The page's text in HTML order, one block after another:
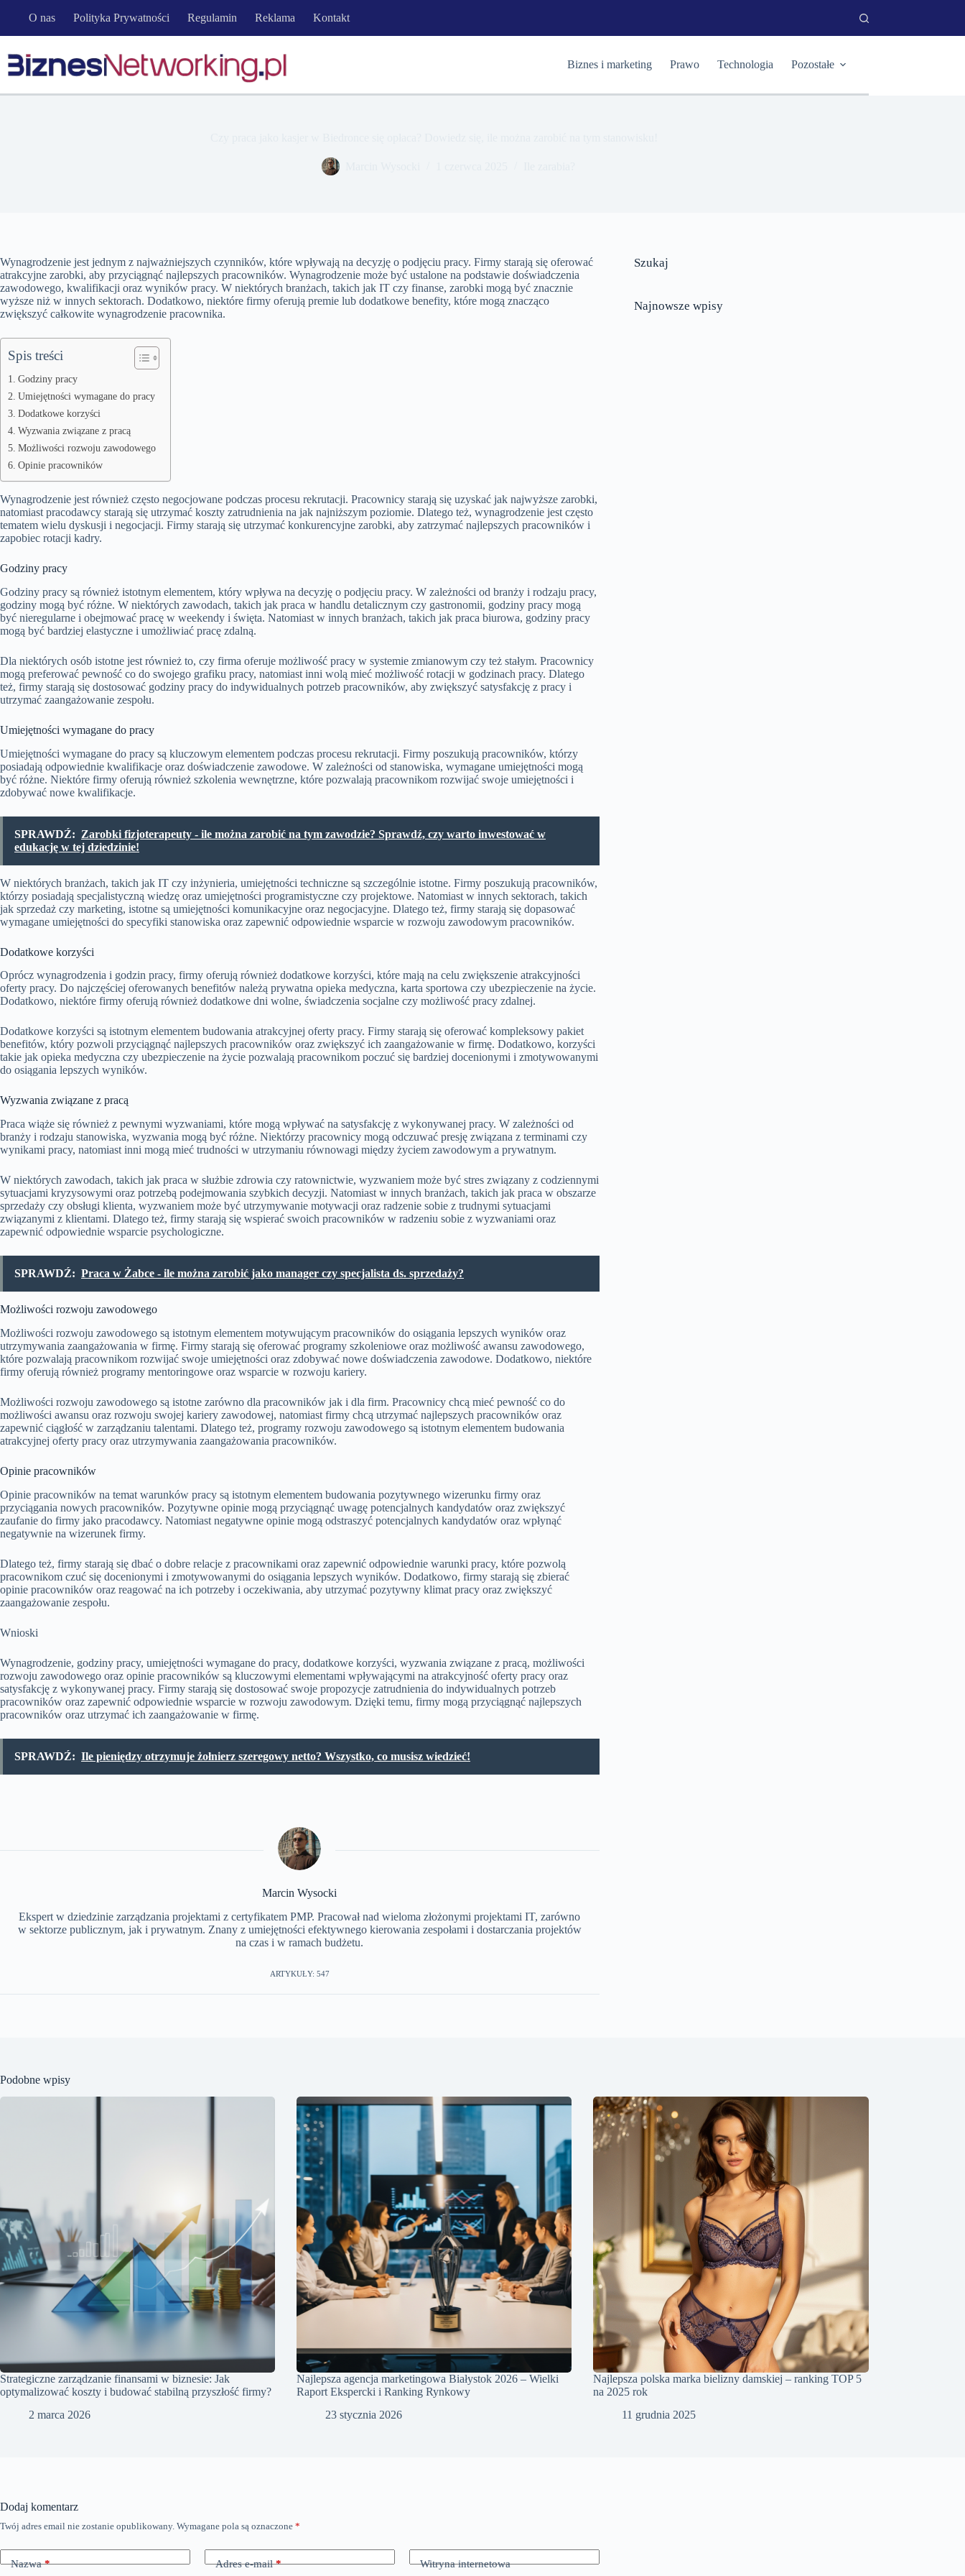
O nas Polityka Prywatności Regulamin Reklama Kontakt
Biznes i marketing Prawo Technologia Pozostałe
Wynagrodzenie jest jednym z najważniejszych czynników, które wpływają na decyzję o podjęciu pracy. Firmy starają się oferować
atrakcyjne zarobki, aby przyciągnąć najlepszych pracowników. Wynagrodzenie może być ustalone na podstawie doświadczenia
zawodowego, kwalifikacji oraz wyników pracy. W niektórych branżach, takich jak IT czy finanse, zarobki mogą być znacznie
wyższe niż w innych sektorach. Dodatkowo, niektóre firmy oferują premie lub dodatkowe benefity, które mogą znacząco
zwiększyć całkowite wynagrodzenie pracownika.
Spis treści
Godziny pracy
Umiejętności wymagane do pracy
Dodatkowe korzyści
Wyzwania związane z pracą
Możliwości rozwoju zawodowego
Opinie pracowników
Wynagrodzenie jest również często negocjowane podczas procesu rekrutacji. Pracownicy starają się uzyskać jak najwyższe zarobki,
natomiast pracodawcy starają się utrzymać koszty zatrudnienia na jak najniższym poziomie. Dlatego też, wynagrodzenie jest często
tematem wielu dyskusji i negocjacji. Firmy starają się utrzymać konkurencyjne zarobki, aby zatrzymać najlepszych pracowników i
zapobiec rotacji kadry.
Godziny pracy
Godziny pracy są również istotnym elementem, który wpływa na decyzję o podjęciu pracy. W zależności od branży i rodzaju pracy,
godziny mogą być różne. W niektórych zawodach, takich jak praca w handlu detalicznym czy gastronomii, godziny pracy mogą
być nieregularne i obejmować pracę w weekendy i święta. Natomiast w innych branżach, takich jak praca biurowa, godziny pracy
mogą być bardziej elastyczne i umożliwiać pracę zdalną.
Dla niektórych osób istotne jest również to, czy firma oferuje możliwość pracy w systemie zmianowym czy też stałym. Pracownicy
mogą preferować pewność co do swojego grafiku pracy, natomiast inni wolą mieć możliwość rotacji w godzinach pracy. Dlatego
też, firmy starają się dostosować godziny pracy do indywidualnych potrzeb pracowników, aby zwiększyć satysfakcję z pracy i
utrzymać zaangażowanie zespołu.
Umiejętności wymagane do pracy
Umiejętności wymagane do pracy są kluczowym elementem podczas procesu rekrutacji. Firmy poszukują pracowników, którzy
posiadają odpowiednie kwalifikacje oraz doświadczenie zawodowe. W zależności od stanowiska, wymagane umiejętności mogą
być różne. Niektóre firmy oferują również szkolenia wewnętrzne, które pozwalają pracownikom rozwijać swoje umiejętności i
zdobywać nowe kwalifikacje.
SPRAWDŹ: Zarobki fizjoterapeuty - ile można zarobić na tym zawodzie? Sprawdź, czy warto inwestować w
edukację w tej dziedzinie!
W niektórych branżach, takich jak IT czy inżynieria, umiejętności techniczne są szczególnie istotne. Firmy poszukują pracowników,
którzy posiadają specjalistyczną wiedzę oraz umiejętności programistyczne czy projektowe. Natomiast w innych sektorach, takich
jak sprzedaż czy marketing, istotne są umiejętności komunikacyjne oraz negocjacyjne. Dlatego też, firmy starają się dopasować
wymagane umiejętności do specyfiki stanowiska oraz zapewnić odpowiednie wsparcie w rozwoju zawodowym pracowników.
Dodatkowe korzyści
Oprócz wynagrodzenia i godzin pracy, firmy oferują również dodatkowe korzyści, które mają na celu zwiększenie atrakcyjności
oferty pracy. Do najczęściej oferowanych benefitów należą prywatna opieka medyczna, karta sportowa czy ubezpieczenie na życie.
Dodatkowo, niektóre firmy oferują również dodatkowe dni wolne, świadczenia socjalne czy możliwość pracy zdalnej.
Dodatkowe korzyści są istotnym elementem budowania atrakcyjnej oferty pracy. Firmy starają się oferować kompleksowy pakiet
benefitów, który pozwoli przyciągnąć najlepszych pracowników oraz zwiększyć ich zaangażowanie w firmę. Dodatkowo, korzyści
takie jak opieka medyczna czy ubezpieczenie na życie pozwalają pracownikom poczuć się bardziej docenionymi i zmotywowanymi
do osiągania lepszych wyników.
Wyzwania związane z pracą
Praca wiąże się również z pewnymi wyzwaniami, które mogą wpływać na satysfakcję z wykonywanej pracy. W zależności od
branży i rodzaju stanowiska, wyzwania mogą być różne. Niektórzy pracownicy mogą odczuwać presję związana z terminami czy
wynikami pracy, natomiast inni mogą mieć trudności w utrzymaniu równowagi między życiem zawodowym a prywatnym.
W niektórych zawodach, takich jak praca w służbie zdrowia czy ratownictwie, wyzwaniem może być stres związany z codziennymi
sytuacjami kryzysowymi oraz potrzebą podejmowania szybkich decyzji. Natomiast w innych branżach, takich jak praca w obszarze
sprzedaży czy obsługi klienta, wyzwaniem może być utrzymywanie motywacji oraz radzenie sobie z trudnymi sytuacjami
związanymi z klientami. Dlatego też, firmy starają się wspierać swoich pracowników w radzeniu sobie z wyzwaniami oraz
zapewnić odpowiednie wsparcie psychologiczne.
SPRAWDŹ: Praca w Żabce - ile można zarobić jako manager czy specjalista ds. sprzedaży?
Możliwości rozwoju zawodowego
Możliwości rozwoju zawodowego są istotnym elementem motywującym pracowników do osiągania lepszych wyników oraz
utrzymywania zaangażowania w firmę. Firmy starają się oferować programy szkoleniowe oraz możliwość awansu zawodowego,
które pozwalają pracownikom rozwijać swoje umiejętności oraz zdobywać nowe doświadczenia zawodowe. Dodatkowo, niektóre
firmy oferują również programy mentoringowe oraz wsparcie w rozwoju kariery.
Możliwości rozwoju zawodowego są istotne zarówno dla pracowników jak i dla firm. Pracownicy chcą mieć pewność co do
możliwości awansu oraz rozwoju swojej kariery zawodowej, natomiast firmy chcą utrzymać najlepszych pracowników oraz
zapewnić ciągłość w zarządzaniu talentami. Dlatego też, programy rozwoju zawodowego są istotnym elementem budowania
atrakcyjnej oferty pracy oraz utrzymywania zaangażowania pracowników.
Opinie pracowników
Opinie pracowników na temat warunków pracy są istotnym elementem budowania pozytywnego wizerunku firmy oraz
przyciągania nowych pracowników. Pozytywne opinie mogą przyciągnąć uwagę potencjalnych kandydatów oraz zwiększyć
zaufanie do firmy jako pracodawcy. Natomiast negatywne opinie mogą odstraszyć potencjalnych kandydatów oraz wpłynąć
negatywnie na wizerunek firmy.
Dlatego też, firmy starają się dbać o dobre relacje z pracownikami oraz zapewnić odpowiednie warunki pracy, które pozwolą
pracownikom czuć się docenionymi i zmotywowanymi do osiągania lepszych wyników. Dodatkowo, firmy starają się zbierać
opinie pracowników oraz reagować na ich potrzeby i oczekiwania, aby utrzymać pozytywny klimat pracy oraz zwiększyć
zaangażowanie zespołu.
Wnioski
Wynagrodzenie, godziny pracy, umiejętności wymagane do pracy, dodatkowe korzyści, wyzwania związane z pracą, możliwości
rozwoju zawodowego oraz opinie pracowników są kluczowymi elementami wpływającymi na atrakcyjność oferty pracy oraz
satysfakcję z wykonywanej pracy. Firmy starają się dostosować swoje propozycje zatrudnienia do indywidualnych potrzeb
pracowników oraz zapewnić odpowiednie wsparcie w rozwoju zawodowym. Dzięki temu, firmy mogą przyciągnąć najlepszych
pracowników oraz utrzymać ich zaangażowanie w firmę.
SPRAWDŹ: Ile pieniędzy otrzymuje żołnierz szeregowy netto? Wszystko, co musisz wiedzieć!
Marcin Wysocki
Ekspert w dziedzinie zarządzania projektami z certyfikatem PMP. Pracował nad wieloma złożonymi projektami IT, zarówno
w sektorze publicznym, jak i prywatnym. Znany z umiejętności efektywnego kierowania zespołami i dostarczania projektów
na czas i w ramach budżetu.
ARTYKUŁY: 547
Szukaj
Najnowsze wpisy
Podobne wpisy
Strategiczne zarządzanie finansami w biznesie: Jak
optymalizować koszty i budować stabilną przyszłość firmy?
2 marca 2026
Najlepsza agencja marketingowa Białystok 2026 – Wielki
Raport Ekspercki i Ranking Rynkowy
23 stycznia 2026
Najlepsza polska marka bielizny damskiej – ranking TOP 5
na 2025 rok
11 grudnia 2025
Dodaj komentarz
Twój adres email nie zostanie opublikowany. Wymagane pola są oznaczone *
Nazwa* Adres e-mail* Witryna internetowa